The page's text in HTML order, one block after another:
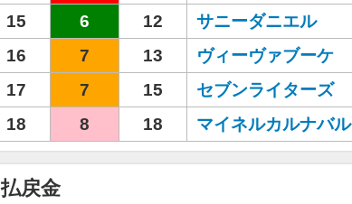
15
6 12 サニーダニエル
16
7 13 ヴィーヴァブーケ
17
7 15 セブンライターズ
18
8 18 マイネルカルナバル
払戻金